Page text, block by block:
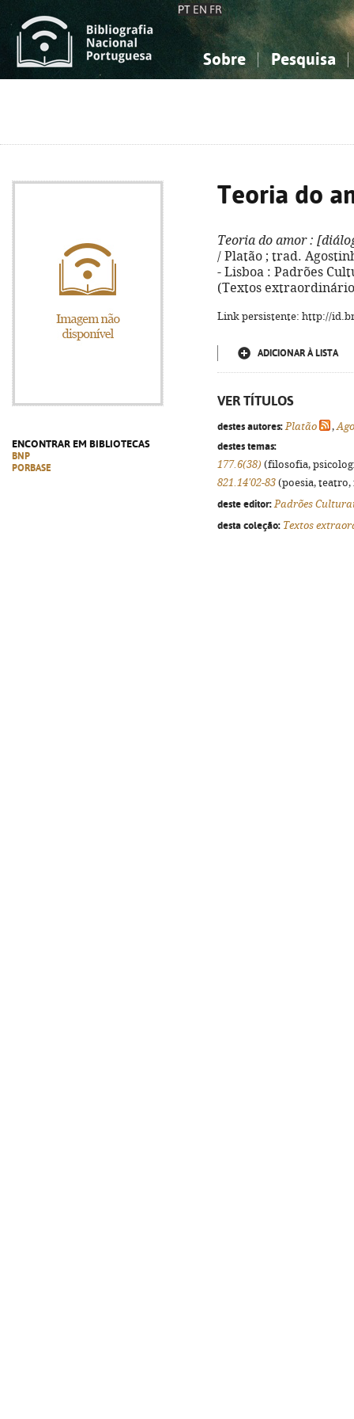
PT EN FR
Sobre Pesquisa
ENCONTRAR EM BIBLIOTECAS
BNP
PORBASE
Teoria do
Teoria do amor:
/ Platão ; trad.
- Lisboa : Padrões
(Textos
Link persistente: http://
ADICIONAR À LISTA
VER TÍTULOS
destes autores: Platão ,
destes temas:
177.6(38) (filosofia,
821.14'02-83 (poesia,
deste editor: Padrões
desta coleção: Textos